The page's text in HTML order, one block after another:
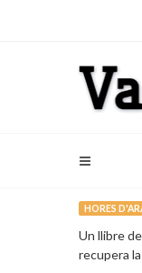
HORES
Un llibre
recupera